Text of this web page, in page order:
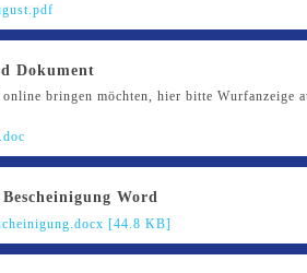
Dokument
bringen möchten, hier bitte Wurfanzeige
Word
[44.8 KB]